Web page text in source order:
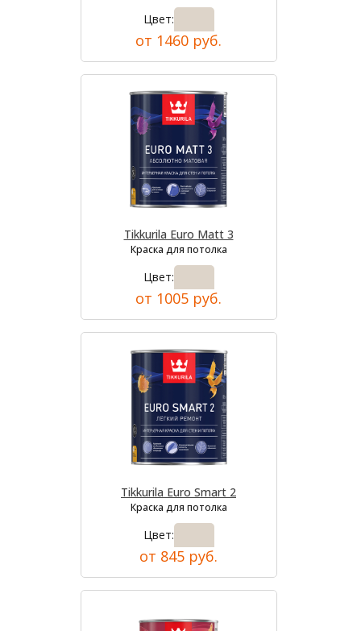
Цвет:
от 1460 руб.
Tikkurila Euro Matt 3
Краска для потолка
Цвет:
от 1005 руб.
Tikkurila Euro Smart 2
Краска для потолка
Цвет:
от 845 руб.